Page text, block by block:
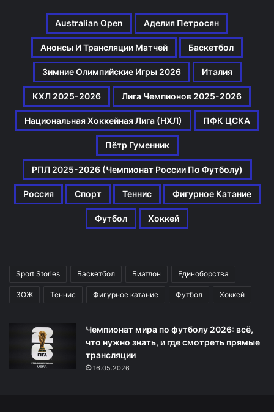
Australian Open Аделия Петросян
Анонсы И Трансляции Матчей Баскетбол
Зимние Олимпийские Игры 2026 Италия
КХЛ 2025-2026 Лига Чемпионов 2025-2026
Национальная Хоккейная Лига (НХЛ) ПФК ЦСКА
Пётр Гуменник
РПЛ 2025-2026 (Чемпионат России По Футболу)
Россия Спорт Теннис Фигурное Катание
Футбол Хоккей
Sport Stories Баскетбол Биатлон Единоборства
ЗОЖ Теннис Фигурное катание Футбол Хоккей
Чемпионат мира по футболу 2026: всё,
что нужно знать, и где смотреть прямые
трансляции
16.05.2026